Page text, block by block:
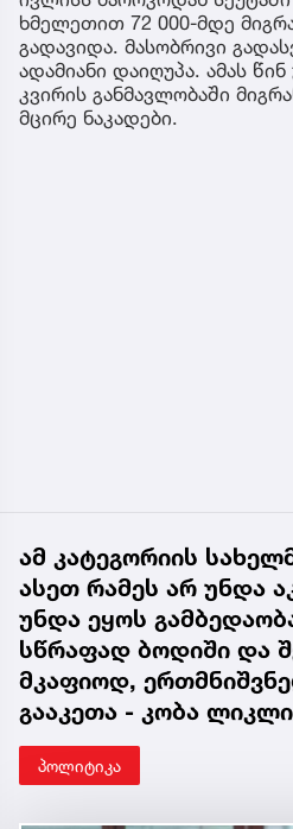
ხმელეთით 72 000-მდე
გადავიდა. მასობრივი
ადამიანი დაიღუპა. ამას
კვირის განმავლობაში
მცირე ნაკადები.
ამ კატეგორიის
ასეთ რამეს არ უნდა
უნდა ეყოს
სწრაფად ბოდიში და
მკაფიოდ,
გააკეთა - კობა
პოლიტიკა